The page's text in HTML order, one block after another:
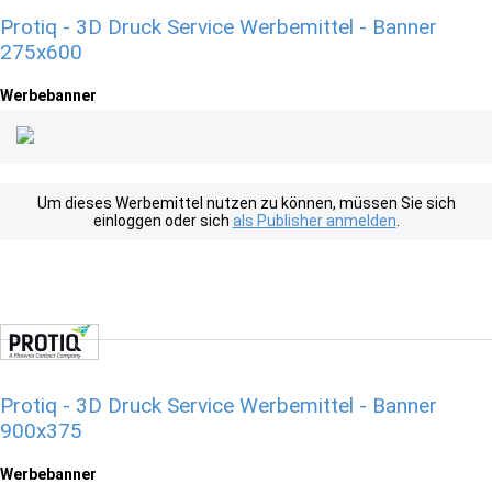
Protiq - 3D Druck Service Werbemittel - Banner
275x600
Werbebanner
Um dieses Werbemittel nutzen zu können, müssen Sie sich
einloggen oder sich als Publisher anmelden
Protiq - 3D Druck Service Werbemittel - Banner
900x375
Werbebanner